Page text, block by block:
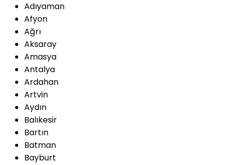
Adıyaman
Afyon
Ağrı
Aksaray
Amasya
Antalya
Ardahan
Artvin
Aydın
Balıkesir
Bartın
Batman
Bayburt